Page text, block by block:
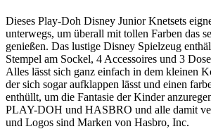
Dieses Play-Doh Disney Junior Knetsets
unterwegs, um überall mit tollen Farben das
genießen. Das lustige Disney Spielzeug
Stempel am Sockel, 4 Accessoires und 3
Alles lässt sich ganz einfach in dem kleinen
der sich sogar aufklappen lässt und einen
enthüllt, um die Fantasie der Kinder
PLAY-DOH und HASBRO und alle damit
und Logos sind Marken von Hasbro, Inc.